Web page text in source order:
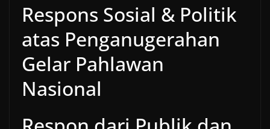
Respons Sosial & Politik
atas Penganugerahan
Gelar Pahlawan
Nasional